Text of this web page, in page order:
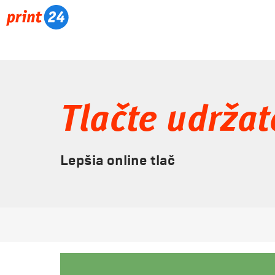
Tlačte
Lepšia online tlač